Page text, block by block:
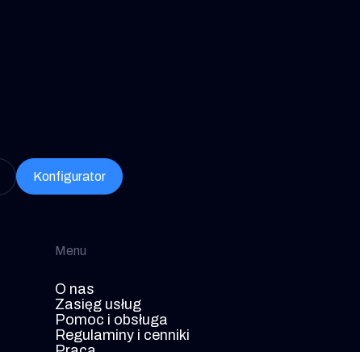
Konfigurator
Menu
O nas
Zasięg usług
Pomoc i obsługa
Regulaminy i cenniki